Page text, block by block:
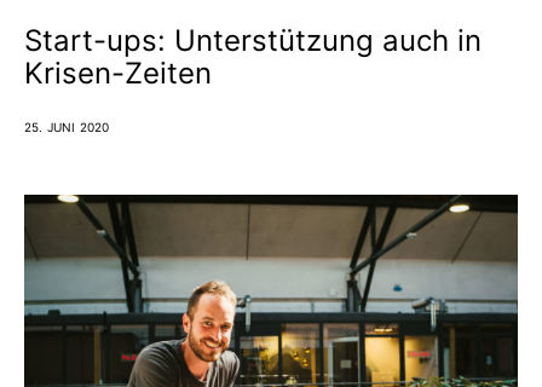
Start-ups: Unterstützung auch in
Krisen-Zeiten
25. JUNI 2020